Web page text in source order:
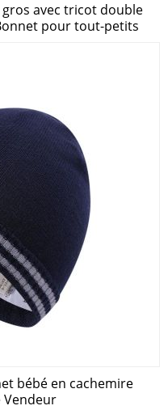
avec tricot double
pour tout-petits
bébé en cachemire
Vendeur